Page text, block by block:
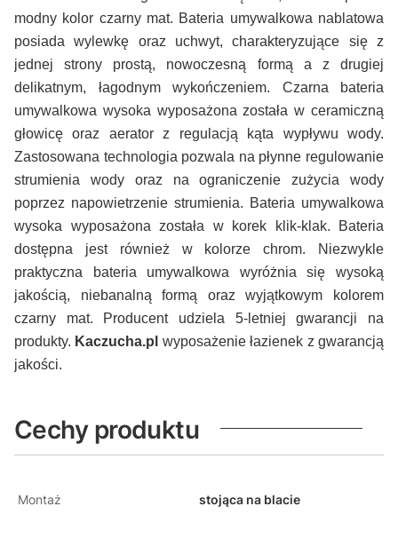
modny kolor czarny mat. Bateria umywalkowa nablatowa
posiada wylewkę oraz uchwyt, charakteryzujące się z
jednej strony prostą, nowoczesną formą a z drugiej
delikatnym, łagodnym wykończeniem. Czarna bateria
umywalkowa wysoka wyposażona została w ceramiczną
głowicę oraz aerator z regulacją kąta wypływu wody.
Zastosowana technologia pozwala na płynne regulowanie
strumienia wody oraz na ograniczenie zużycia wody
poprzez napowietrzenie strumienia. Bateria umywalkowa
wysoka wyposażona została w korek klik-klak. Bateria
dostępna jest również w kolorze chrom. Niezwykle
praktyczna bateria umywalkowa wyróżnia się wysoką
jakością, niebanalną formą oraz wyjątkowym kolorem
czarny mat. Producent udziela 5-letniej gwarancji na
produkty. Kaczucha.pl wyposażenie łazienek z gwarancją
jakości.
Cechy produktu
Montaż stojąca na blacie